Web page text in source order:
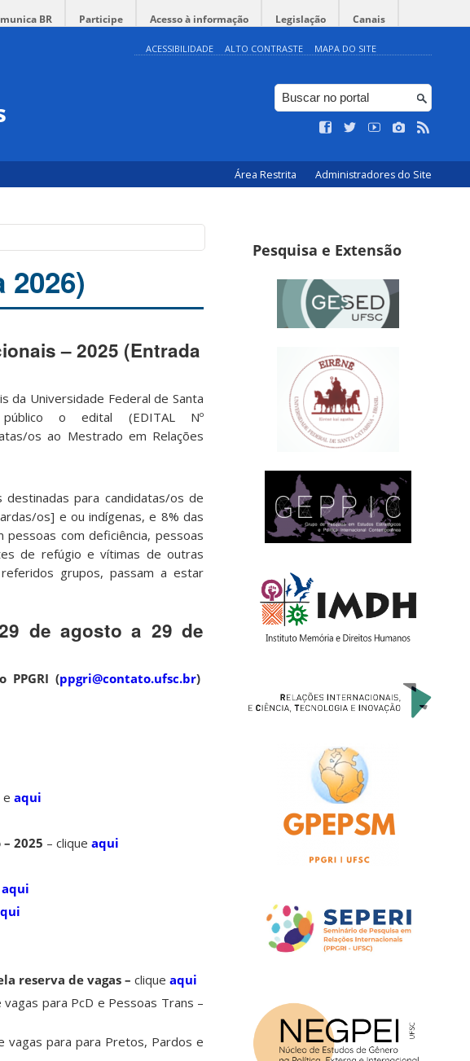
BR Participe Acesso à informação Legislação Canais
ACESSIBILIDADE ALTO CONTRASTE MAPA DO SITE
Área Restrita Administradores do Site
2026)
– 2025 (Entrada
da Universidade Federal de Santa
o edital (EDITAL Nº
os ao Mestrado em Relações
para candidatas/os de
os] e ou indígenas, e 8% das
pessoas com deficiência, pessoas
de refúgio e vítimas de outras
grupos, passam a estar
de agosto a 29 de
PPGRI (ppgri@contato.ufsc.br)
e aqui
2025 – clique aqui
aqui
reserva de vagas – clique aqui
para PcD e Pessoas Trans –
vagas para para Pretos, Pardos e
Pesquisa e Extensão